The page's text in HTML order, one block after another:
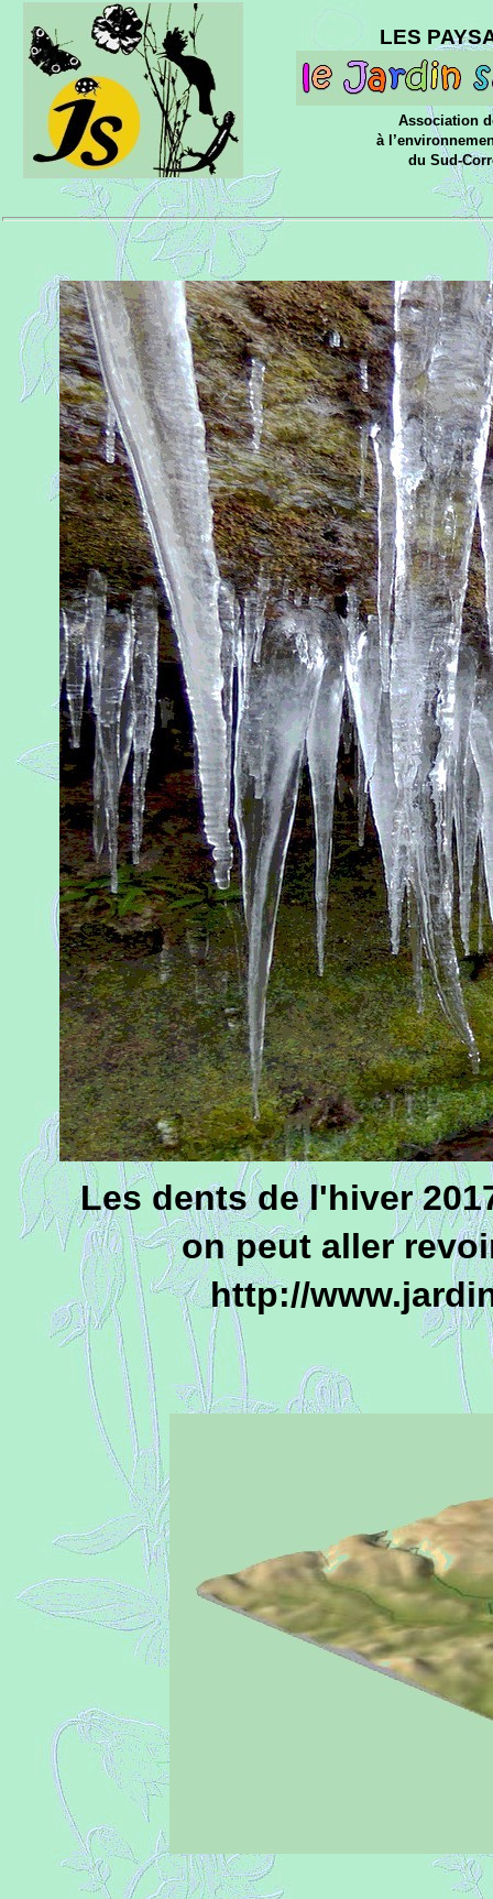
LES
Association
à
du Sud-
Les dents de l'hiver
on peut aller
http://